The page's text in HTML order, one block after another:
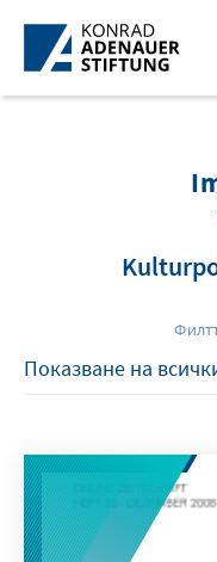
Skip to Main Content